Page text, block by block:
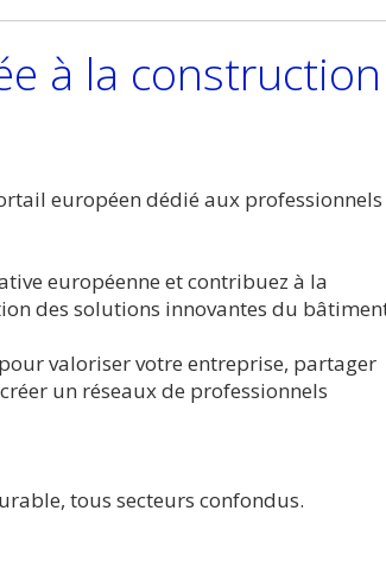
à la construction
européen dédié aux professionnels
européenne et contribuez à la
des solutions innovantes du
valoriser votre entreprise, partager
un réseaux de professionnels
tous secteurs confondus.